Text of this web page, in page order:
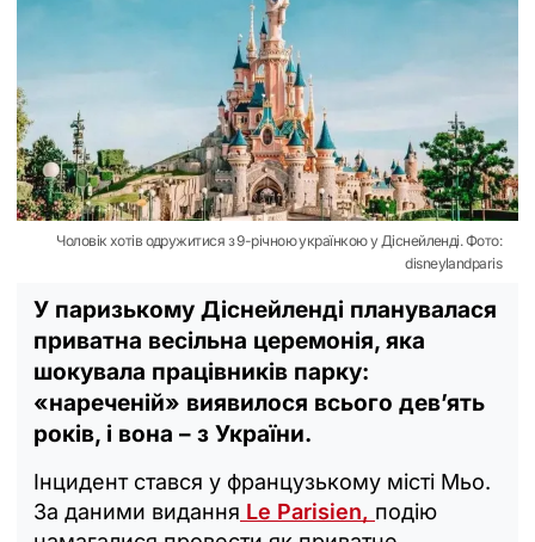
Чоловік хотів одружитися з 9-річною українкою у Діснейленді. Фото:
disneylandparis
У паризькому Діснейленді планувалася
приватна весільна церемонія, яка
шокувала працівників парку:
«нареченій» виявилося всього дев’ять
років, і вона – з України.
Інцидент стався у французькому місті Мьо.
За даними видання Le Parisien, подію